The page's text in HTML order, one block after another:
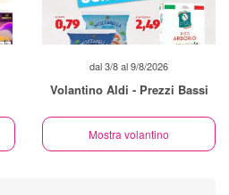
dal 3/8 al 9/8/2026
Volantino Aldi - Prezzi Bassi
Mostra volantino